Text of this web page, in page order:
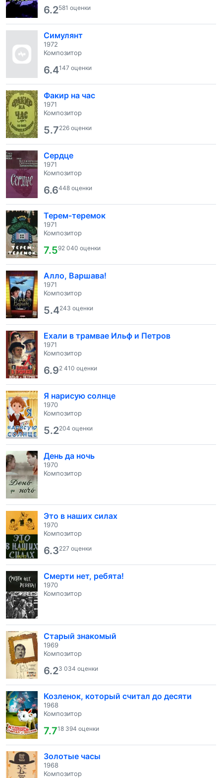
6.2581 оценки
Симулянт
1972
Композитор
6.4147 оценки
Факир на час
1971
Композитор
5.7226 оценки
Сердце
1971
Композитор
6.6448 оценки
Терем-теремок
1971
Композитор
7.592 040 оценки
Алло, Варшава!
1971
Композитор
5.4243 оценки
Ехали в трамвае Ильф и Петров
1971
Композитор
6.92 410 оценки
Я нарисую солнце
1970
Композитор
5.2204 оценки
День да ночь
1970
Композитор
Это в наших силах
1970
Композитор
6.3227 оценки
Смерти нет, ребята!
1970
Композитор
Старый знакомый
1969
Композитор
6.23 034 оценки
Козленок, который считал до десяти
1968
Композитор
7.718 394 оценки
Золотые часы
1968
Композитор